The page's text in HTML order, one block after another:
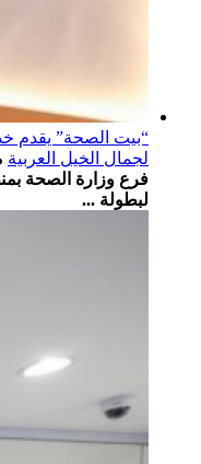
“بيت الصحة” يقدم
لجمال الخيل العربية
فرع وزارة الصحة
لبطولة ...